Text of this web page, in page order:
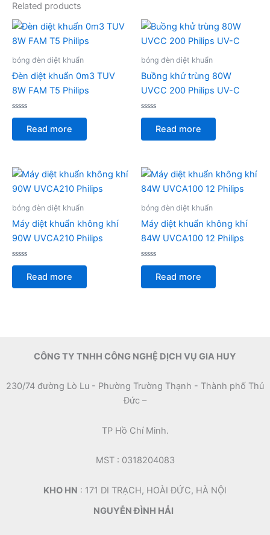
Related products
bóng đèn diệt khuẩn
Đèn diệt khuẩn 0m3 TUV
8W FAM T5 Philips
Rated
of
Read more
bóng đèn diệt khuẩn
Buồng khử trùng 80W
UVCC 200 Philips UV-C
Rated
of
Read more
bóng đèn diệt khuẩn
Máy diệt khuẩn không khí
90W UVCA210 Philips
Rated
of
Read more
bóng đèn diệt khuẩn
Máy diệt khuẩn không khí
84W UVCA100 12 Philips
Rated
of
Read more
CÔNG TY TNHH CÔNG NGHỆ DỊCH VỤ GIA HUY
230/74 đường Lò Lu - Phường Trường Thạnh - Thành phố Thủ
Đức –
TP Hồ Chí Minh.
MST : 0318204083
KHO HN : 171 DI TRẠCH, HOÀI ĐỨC, HÀ NỘI
NGUYỄN ĐÌNH HẢI